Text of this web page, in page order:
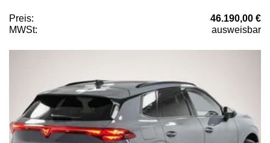
Preis:
46.190,00 €
MWSt:
ausweisbar